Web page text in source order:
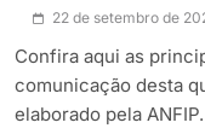
22 de setembro de
Confira aqui as
comunicação desta
elaborado pela ANFIP.